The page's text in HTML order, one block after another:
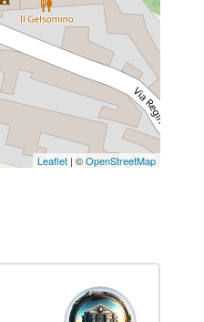
Leaflet | ©OpenStreetMap